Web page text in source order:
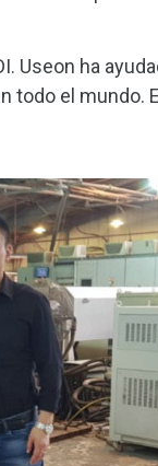
Useon ha
todo el mundo.